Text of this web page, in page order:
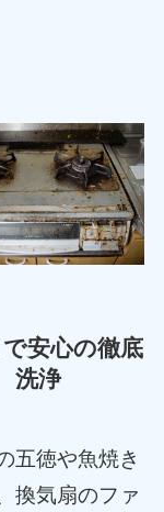
安心の徹底
洗浄
五徳や魚焼き
換気扇のファ